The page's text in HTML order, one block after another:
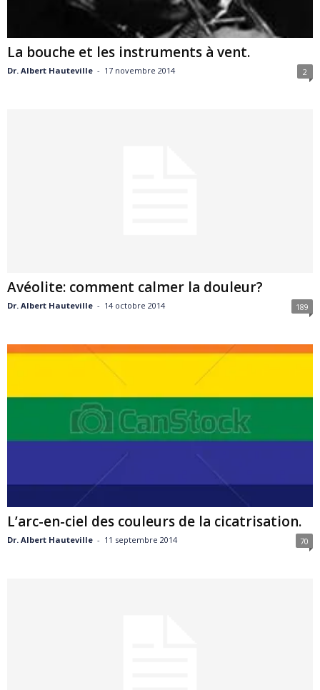
La bouche et les instruments à vent.
Dr. Albert Hauteville - 17 novembre 2014 2
Avéolite: comment calmer la douleur?
Dr. Albert Hauteville - 14 octobre 2014 189
L’arc-en-ciel des couleurs de la cicatrisation.
Dr. Albert Hauteville - 11 septembre 2014 70